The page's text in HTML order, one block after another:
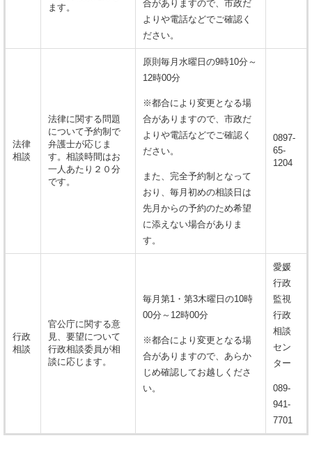
ます。
合がありますので、市政だ
よりや電話などでご確認く
ださい。
法律
相談
法律に関する問題
について予約制で
弁護士が応じま
す。相談時間はお
一人あたり２０分
です。
原則毎月水曜日の9時10分～
12時00分
※都合により変更となる場
合がありますので、市政だ
よりや電話などでご確認く
ださい。
また、完全予約制となって
おり、毎月初めの相談日は
先月からの予約のため希望
に添えない場合がありま
す。
0897-
65-
1204
行政
相談
官公庁に関する意
見、要望について
行政相談委員が相
談に応じます。
毎月第1・第3木曜日の10時
00分～12時00分
※都合により変更となる場
合がありますので、あらか
じめ確認してお越しくださ
い。
愛媛
行政
監視
行政
相談
セン
ター
089-
941-
7701